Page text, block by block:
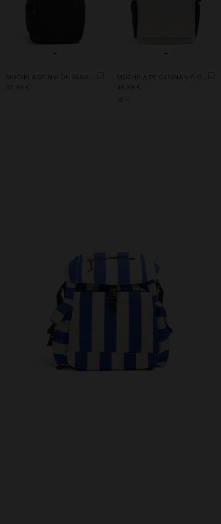
+
32,99 €
+
39,99 €